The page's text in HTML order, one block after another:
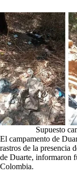
Supuesto
El campamento de
rastros de la presencia
de Duarte, informaron
Colombia.